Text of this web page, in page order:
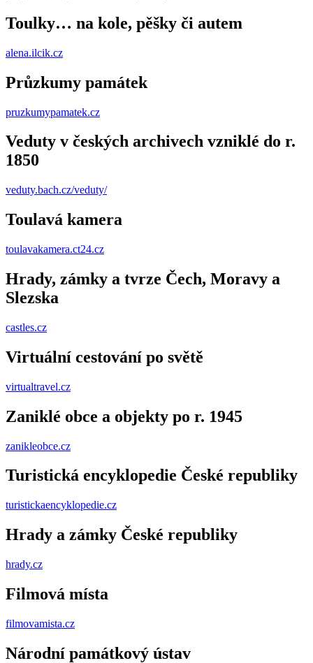
Toulky… na kole, pěšky či autem
alena.ilcik.cz
Průzkumy památek
pruzkumypamatek.cz
Veduty v českých archivech vzniklé do r.
1850
veduty.bach.cz/veduty/
Toulavá kamera
toulavakamera.ct24.cz
Hrady, zámky a tvrze Čech, Moravy a
Slezska
castles.cz
Virtuální cestování po světě
virtualtravel.cz
Zaniklé obce a objekty po r. 1945
zanikleobce.cz
Turistická encyklopedie České republiky
turistickaencyklopedie.cz
Hrady a zámky České republiky
hrady.cz
Filmová místa
filmovamista.cz
Národní památkový ústav